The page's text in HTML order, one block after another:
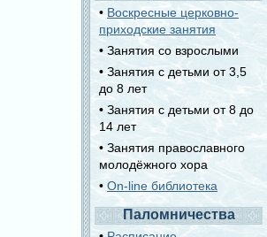
• Воскресные церковно-
приходские занятия
• Занятия со взрослыми
• Занятия с детьми от 3,5
до 8 лет
• Занятия с детьми от 8 до
14 лет
• Занятия православного
молодёжного хора
• On-line библиотека
Паломничества